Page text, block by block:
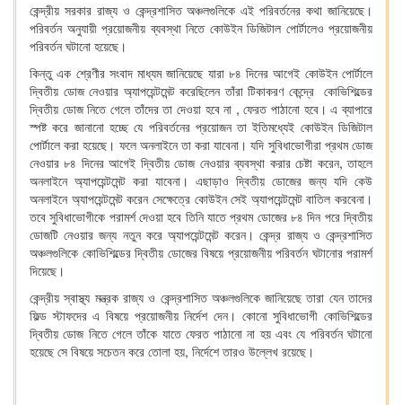
কেন্দ্রীয় সরকার রাজ্য ও কেন্দ্রশাসিত অঞ্চলগুলিকে এই পরিবর্তনের কথা জানিয়েছে।
পরিবর্তন অনুযায়ী প্রয়োজনীয় ব্যবস্থা নিতে কোউইন ডিজিটাল পোর্টালেও প্রয়োজনীয়
পরিবর্তন ঘটানো হয়েছে।
কিন্তু এক শ্রেণীর সংবাদ মাধ্যম জানিয়েছে যারা ৮৪ দিনের আগেই কোউইন পোর্টালে
দ্বিতীয় ডোজ নেওয়ার অ্যাপয়েন্টমেন্ট করেছিলেন তাঁরা টিকাকরণ কেন্দ্রে কোভিশিল্ডের
দ্বিতীয় ডোজ নিতে গেলে তাঁদের তা দেওয়া হবে না , ফেরত পাঠানো হবে। এ ব্যাপারে
স্পষ্ট করে জানানো হচ্ছে যে পরিবর্তনের প্রয়োজন তা ইতিমধ্যেই কোউইন ডিজিটাল
পোর্টালে করা হয়েছে। ফলে অনলাইনে তা করা যাবেনা। যদি সুবিধাভোগীরা প্রথম ডোজ
নেওয়ার ৮৪ দিনের আগেই দ্বিতীয় ডোজ নেওয়ার ব্যবস্থা করার চেষ্টা করেন, তাহলে
অনলাইনে অ্যাপয়েন্টমেন্ট করা যাবেনা। এছাড়াও দ্বিতীয় ডোজের জন্য যদি কেউ
অনলাইনে অ্যাপয়েন্টমেন্ট করেন সেক্ষেত্রে কোউইন সেই অ্যাপয়েন্টমেন্ট বাতিল করবেনা।
তবে সুবিধাভোগীকে পরামর্শ দেওয়া হবে তিনি যাতে প্রথম ডোজের ৮৪ দিন পরে দ্বিতীয়
ডোজটি নেওয়ার জন্য নতুন করে অ্যাপয়েন্টমেন্ট করেন। কেন্দ্র রাজ্য ও কেন্দ্রশাসিত
অঞ্চলগুলিকে কোভিশিল্ডের দ্বিতীয় ডোজের বিষয়ে প্রয়োজনীয় পরিবর্তন ঘটানোর পরামর্শ
দিয়েছে।
কেন্দ্রীয় স্বাস্থ্য মন্ত্রক রাজ্য ও কেন্দ্রশাসিত অঞ্চলগুলিকে জানিয়েছে তারা যেন তাদের
ফিল্ড স্টাফদের এ বিষয়ে প্রয়োজনীয় নির্দেশ দেন। কোনো সুবিধাভোগী কোভিশিল্ডের
দ্বিতীয় ডোজ নিতে গেলে তাঁকে যাতে ফেরত পাঠানো না হয় এবং যে পরিবর্তন ঘটানো
হয়েছে সে বিষয়ে সচেতন করে তোলা হয়, নির্দেশে তারও উল্লেখ রয়েছে।